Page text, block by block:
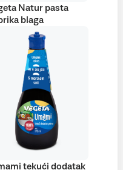
Natur pasta
blaga
tekući dodatak